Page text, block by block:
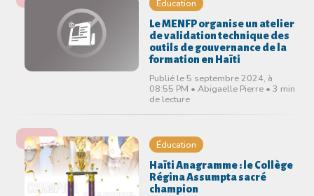
Éducation
Le MENFP organise un atelier
de validation technique des
outils de gouvernance de la
formation en Haïti
Publié le 5 septembre 2024, à
08:55 PM • Abigaelle Pierre • 3 min
de lecture
Éducation
Haïti Anagramme : le Collège
Régina Assumpta sacré
champion